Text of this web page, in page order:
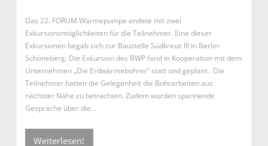
Das 22. FORUM Wärmepumpe endete mit zwei
Exkursionsmöglichkeiten für die Teilnehmer. Eine dieser
Exkursionen begab sich zur Baustelle Südkreuz III in Berlin-
Schöneberg. Die Exkursion des BWP fand in Kooperation mit dem
Unternehmen „Die Erdwärmebohrer“ statt und geplant. Die
Teilnehmer hatten die Gelegenheit die Bohrarbeiten aus
nächster Nähe zu betrachten. Zudem wurden spannende
Gespräche über die…
Weiterlesen!